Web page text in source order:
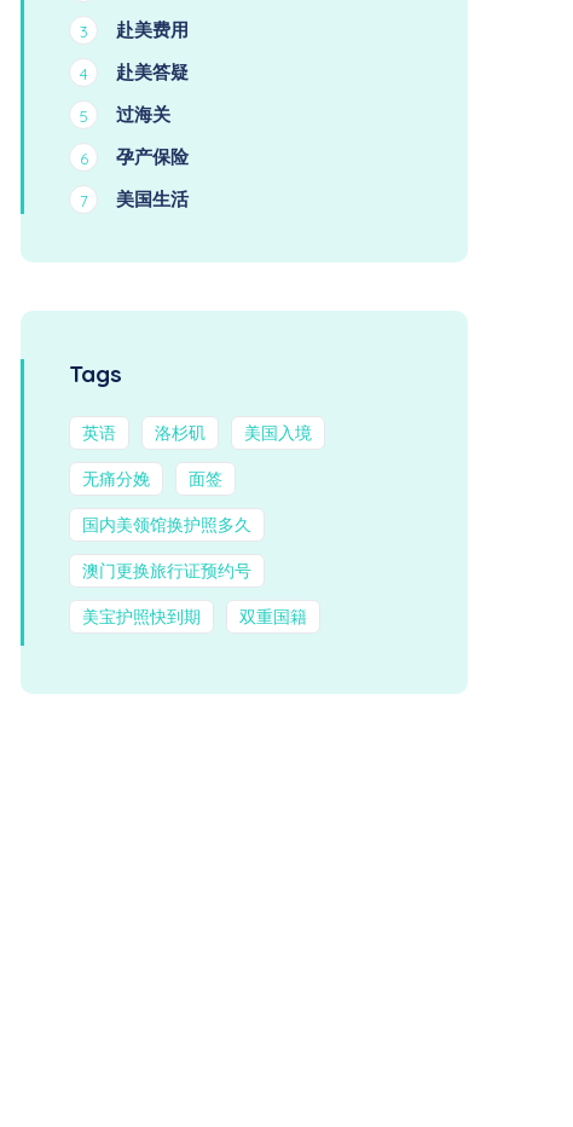
3 赴美费用
4 赴美答疑
5 过海关
6 孕产保险
7 美国生活
Tags
英语 洛杉矶 美国入境
无痛分娩 面签
国内美领馆换护照多久
澳门更换旅行证预约号
美宝护照快到期 双重国籍